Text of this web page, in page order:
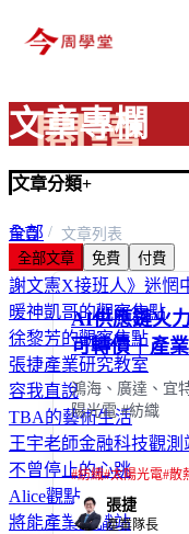
文章專欄
文章分類+
全部
富玩家
謝文憲X接班人》迷惘
暖神凱哥的觀察焦點
徐黎芳的觀察焦點
張捷產業研究教室
容我直說
TBA的藝術生活
王宇老師金融科技觀測
不曾停止的心跳
Alice觀點
將能產業知識站
首頁
文章列表
全部文章
免費 付費
AI供應鏈火
可轉債｜產
鴻海、廣達、宜
陽光電 #紡織
#紡織#太陽光電#散
張捷
產業隊長